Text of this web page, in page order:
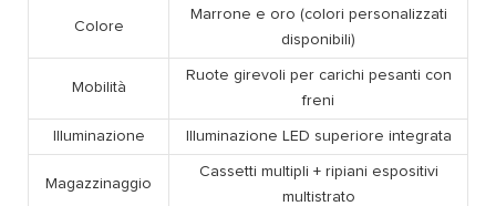
Colore
Marrone e oro (colori personalizzati
disponibili)
Mobilità
Ruote girevoli per carichi pesanti con
freni
Illuminazione Illuminazione LED superiore integrata
Magazzinaggio
Cassetti multipli + ripiani espositivi
multistrato